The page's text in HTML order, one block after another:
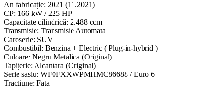
An fabricație: 2021 (11.2021)
CP: 166 kW / 225 HP
Capacitate cilindrică: 2.488 ccm
Transmisie: Transmisie Automata
Caroserie: SUV
Combustibil: Benzina + Electric ( Plug-in-hybrid )
Culoare: Negru Metalica (Original)
Tapițerie: Alcantara (Original)
Serie sasiu: WF0FXXWPMHMC86688 / Euro 6
Tractiune: Fata